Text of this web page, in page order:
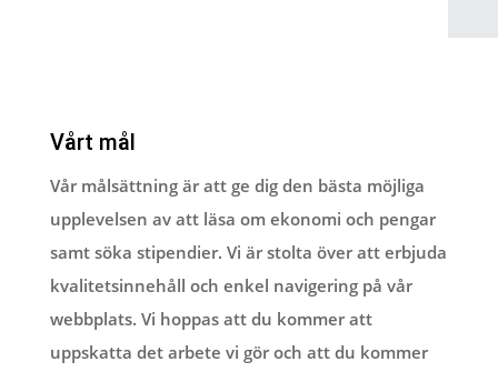
Vårt mål
Vår målsättning är att ge dig den bästa möjliga
upplevelsen av att läsa om ekonomi och pengar
samt söka stipendier. Vi är stolta över att erbjuda
kvalitetsinnehåll och enkel navigering på vår
webbplats. Vi hoppas att du kommer att
uppskatta det arbete vi gör och att du kommer